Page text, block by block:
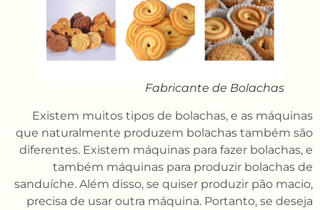
Fabricante de Bolachas
Existem muitos tipos de bolachas, e as máquinas
que naturalmente produzem bolachas também são
diferentes. Existem máquinas para fazer bolachas, e
também máquinas para produzir bolachas de
sanduíche. Além disso, se quiser produzir pão macio,
precisa de usar outra máquina. Portanto, se deseja